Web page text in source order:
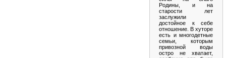
Родины, и на
старости лет
заслужили
достойное к себе
отношение. В хуторе
есть и многодетные
семьи, которым
привозной воды
остро не хватает,